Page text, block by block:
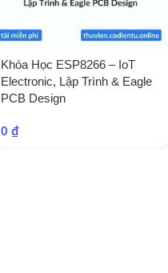
Khóa Học ESP8266 – IoT
Electronic, Lập Trình & Eagle
PCB Design
0 ₫